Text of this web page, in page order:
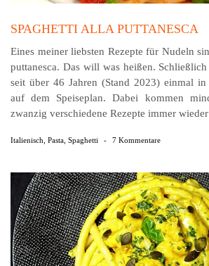
SPAGHETTI ALLA PUTTANESCA
Eines meiner liebsten Rezepte für Nudeln
puttanesca. Das will was heißen.
seit über 46 Jahren (Stand 2023) einmal in
auf dem Speiseplan. Dabei kommen
zwanzig verschiedene Rezepte immer
Italienisch Pasta Spaghetti - 7 Kommentare